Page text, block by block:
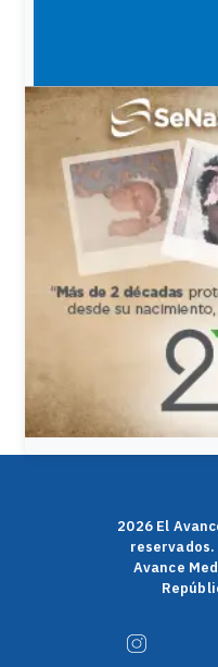
2026 El
Avance